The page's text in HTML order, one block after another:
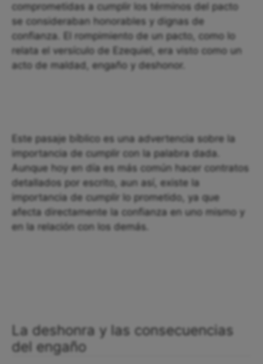
comprometidas a cumplir los términos del pacto
se consideraban honorables y dignas de
confianza. El rompimiento de un pacto, como lo
relata el versículo de Ezequiel, era visto como un
acto de maldad, engaño y deshonor.
Este pasaje bíblico es una advertencia sobre la
importancia de cumplir con la palabra dada.
Aunque hoy en día es más común hacer contratos
detallados por escrito, aun así, existe la
importancia de cumplir lo prometido, ya que
afecta directamente la confianza en uno mismo y
en la relación con los demás.
La deshonra y las consecuencias
del engaño